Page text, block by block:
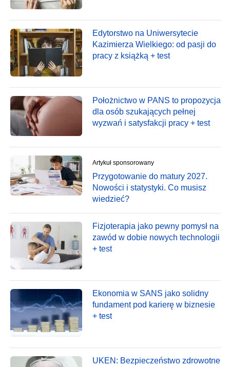
Edytorstwo na Uniwersytecie
Kazimierza Wielkiego: od pasji do
pracy z książką + test
Położnictwo w PANS to propozycja
dla osób szukających pełnej
wyzwań i satysfakcji pracy + test
Artykuł sponsorowany
Przygotowanie do matury 2027.
Nowości i statystyki. Co musisz
wiedzieć?
Fizjoterapia jako pewny pomysł na
zawód w dobie nowych technologii
+ test
Ekonomia w SANS jako solidny
fundament pod karierę w biznesie
+ test
UKEN: Bezpieczeństwo zdrowotne